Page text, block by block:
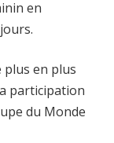
en
plus en plus
participation
du Monde